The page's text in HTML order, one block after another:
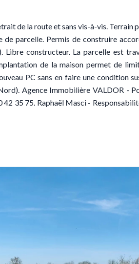
de la route et sans vis-à-vis. Terrain
parcelle. Permis de construire
Libre constructeur. La parcelle est
de la maison permet de
PC sans en faire une condition
Agence Immobilière VALDOR -
42 35 75. Raphaël Masci -